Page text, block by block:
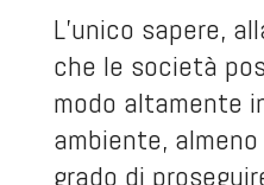
L’unico sapere,
che le società
modo altamente
ambiente,
grado di